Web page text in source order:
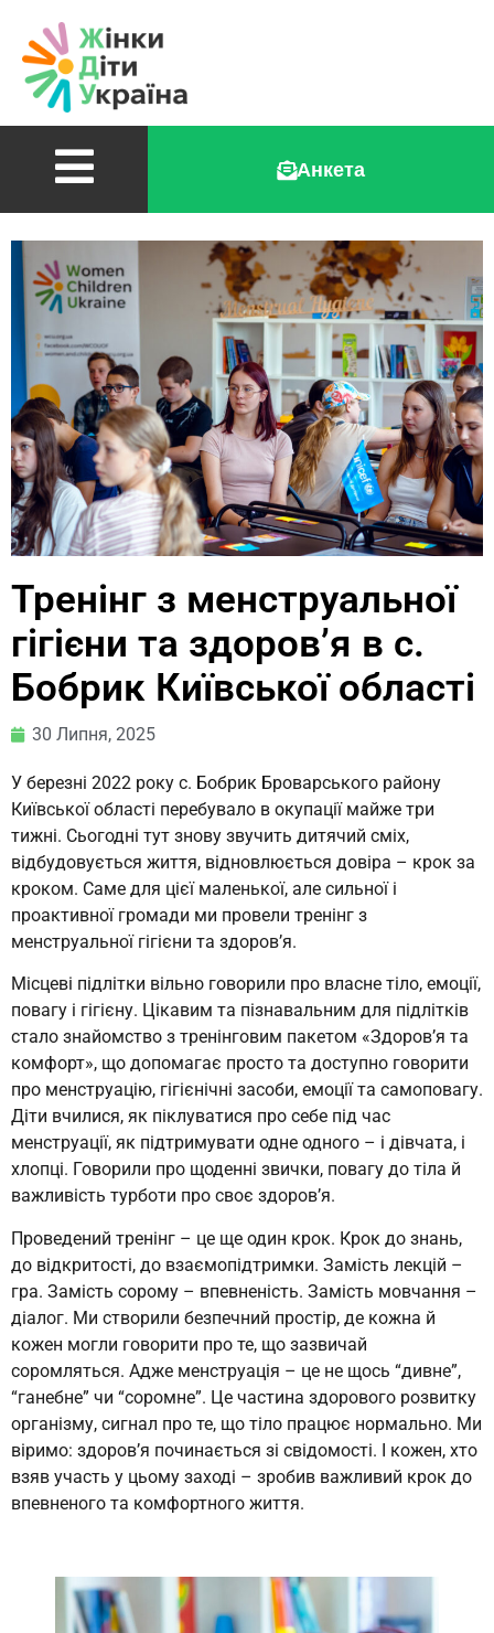
Анкета
Тренінг з менструальної
гігієни та здоров’я в с.
Бобрик Київської області
30 Липня, 2025
У березні 2022 року с. Бобрик Броварського району
Київської області перебувало в окупації майже три
тижні. Сьогодні тут знову звучить дитячий сміх,
відбудовується життя, відновлюється довіра – крок за
кроком. Саме для цієї маленької, але сильної і
проактивної громади ми провели тренінг з
менструальної гігієни та здоров’я.
Місцеві підлітки вільно говорили про власне тіло, емоції,
повагу і гігієну. Цікавим та пізнавальним для підлітків
стало знайомство з тренінговим пакетом «Здоров’я та
комфорт», що допомагає просто та доступно говорити
про менструацію, гігієнічні засоби, емоції та самоповагу.
Діти вчилися, як піклуватися про себе під час
менструації, як підтримувати одне одного – і дівчата, і
хлопці. Говорили про щоденні звички, повагу до тіла й
важливість турботи про своє здоров’я.
Проведений тренінг – це ще один крок. Крок до знань,
до відкритості, до взаємопідтримки. Замість лекцій –
гра. Замість сорому – впевненість. Замість мовчання –
діалог. Ми створили безпечний простір, де кожна й
кожен могли говорити про те, що зазвичай
соромляться. Адже менструація – це не щось “дивне”,
“ганебне” чи “соромне”. Це частина здорового розвитку
організму, сигнал про те, що тіло працює нормально. Ми
віримо: здоров’я починається зі свідомості. І кожен, хто
взяв участь у цьому заході – зробив важливий крок до
впевненого та комфортного життя.